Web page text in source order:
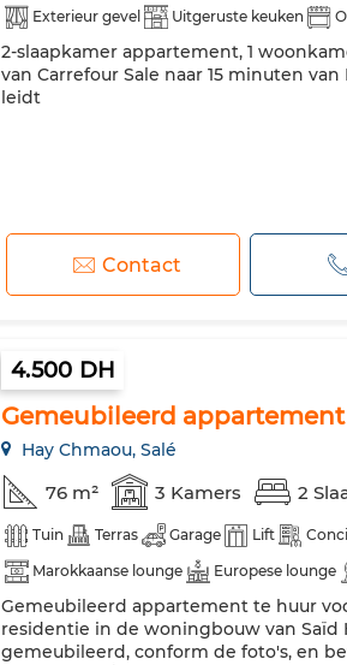
Exterieur gevel Uitgeruste keuken
2-slaapkamer appartement, 1
van Carrefour Sale naar 15 minuten
leidt
Contact
4.500 DH
Gemeubileerd
Hay Chmaou, Salé
76 m² 3 Kamers 2
Tuin Terras Garage Lift
Marokkaanse lounge
Europese lounge
Verstevigde deur
Uitgeruste keuken
Gemeubileerd appartement te huur
residentie in de woningbouw van Saïd
gemeubileerd, conform de foto's, en